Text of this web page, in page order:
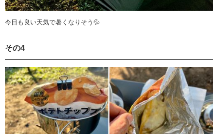
今日も良い天気で暑くなりそう💦
その4